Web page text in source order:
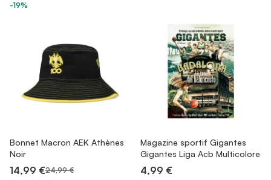
-19%
Bonnet Macron AEK Athènes
Noir
14,99 €24,99 €
Magazine sportif Gigantes
Gigantes Liga Acb Multicolore
4,99 €